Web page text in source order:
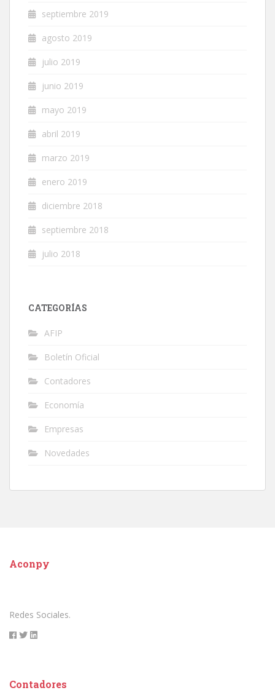
septiembre 2019
agosto 2019
julio 2019
junio 2019
mayo 2019
abril 2019
marzo 2019
enero 2019
diciembre 2018
septiembre 2018
julio 2018
CATEGORÍAS
AFIP
Boletín Oficial
Contadores
Economía
Empresas
Novedades
Aconpy
Redes Sociales.
Contadores